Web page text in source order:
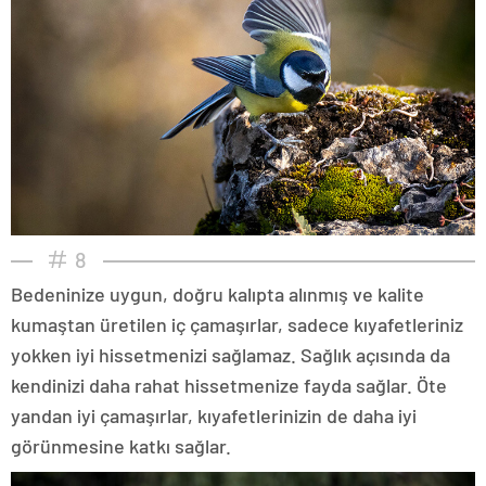
8
Bedeninize uygun, doğru kalıpta alınmış ve kalite
kumaştan üretilen iç çamaşırlar, sadece kıyafetleriniz
yokken iyi hissetmenizi sağlamaz. Sağlık açısında da
kendinizi daha rahat hissetmenize fayda sağlar. Öte
yandan iyi çamaşırlar, kıyafetlerinizin de daha iyi
görünmesine katkı sağlar.